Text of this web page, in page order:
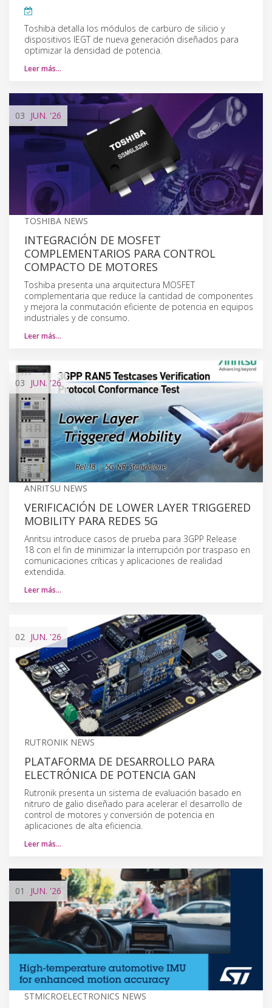
Toshiba detalla los módulos de carburo de silicio y
dispositivos IEGT de nueva generación diseñados para
optimizar la densidad de potencia.
Leer más…
03 JUN. '26
TOSHIBA NEWS
INTEGRACIÓN DE MOSFET
COMPLEMENTARIOS PARA CONTROL
COMPACTO DE MOTORES
Toshiba presenta una arquitectura MOSFET
complementaria que reduce la cantidad de componentes
y mejora la conmutación eficiente de potencia en equipos
industriales y de consumo.
Leer más…
03 JUN. '26
ANRITSU NEWS
VERIFICACIÓN DE LOWER LAYER TRIGGERED
MOBILITY PARA REDES 5G
Anritsu introduce casos de prueba para 3GPP Release
18 con el fin de minimizar la interrupción por traspaso en
comunicaciones críticas y aplicaciones de realidad
extendida.
Leer más…
02 JUN. '26
RUTRONIK NEWS
PLATAFORMA DE DESARROLLO PARA
ELECTRÓNICA DE POTENCIA GAN
Rutronik presenta un sistema de evaluación basado en
nitruro de galio diseñado para acelerar el desarrollo de
control de motores y conversión de potencia en
aplicaciones de alta eficiencia.
Leer más…
01 JUN. '26
STMICROELECTRONICS NEWS